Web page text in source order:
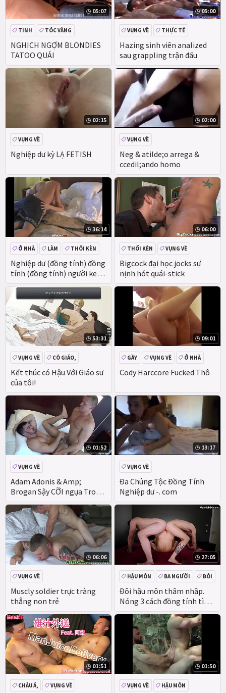
05:07
NGHỊCH NGỢM BLONDIES
TATOO QUÁI
TINH
TÓC VÀNG
VỤNG VỀ
LỚN
05:00
Hazing sinh viên analized
sau grappling trận đấu
VỤNG VỀ THỰC TẾ
02:15
Nghiệp dư kỳ LẠ FETISH
VỤNG VỀ
02:00
Neg & atilde;o arrega &
ccedil;ando homo
VỤNG VỀ
36:14
Nghiệp dư (đồng tính) đồng
tính (đồng tính) người keo
cú
Ở NHÀ LÀM
THỔI KÈN
MẶT
06:00
Bigcock đại học jocks sự
nịnh hót quái-stick
THỔI KÈN
VỤNG VỀ
ĐỒNG PHỤC,
53:31
Kết thúc có Hậu Với Giáo sư
của tôi!
VỤNG VỀ CÔ GIÁO,
09:01
Cody Harccore Fucked Thô
GẦY VỤNG VỀ
Ở NHÀ
ĐÔI TÌNH NHÂN
01:52
Adam Adonis & Amp;
Brogan Sậy CỠI ngựa Trong
Dallas trên
JasonSparksLIVE
VỤNG VỀ
13:17
Đa Chủng Tộc Đồng Tính
Nghiệp dư -. com
VỤNG VỀ
06:06
Muscly soldier trực tràng
thẳng non trẻ
VỤNG VỀ
27:05
Đôi hậu môn thâm nhập.
Nóng 3 cách đồng tính tình
dục và jism trong miệng
HẬU MÔN BA NGƯỜI
ĐÔI
LỚN
01:51
CHÂU Á,
VỤNG VỀ
01:50
VỤNG VỀ HẬU MÔN